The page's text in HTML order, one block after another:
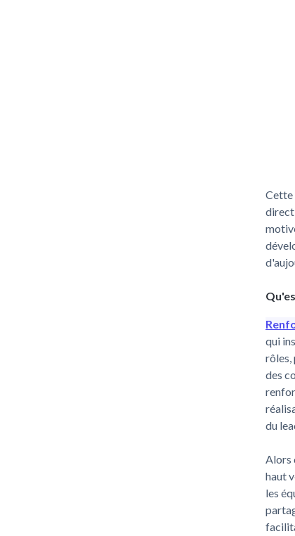
Cette
qui
rôles,
des
du
Alors
haut
les